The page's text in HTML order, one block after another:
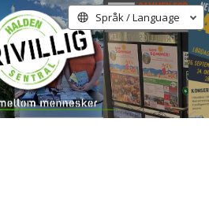
Språk / Language